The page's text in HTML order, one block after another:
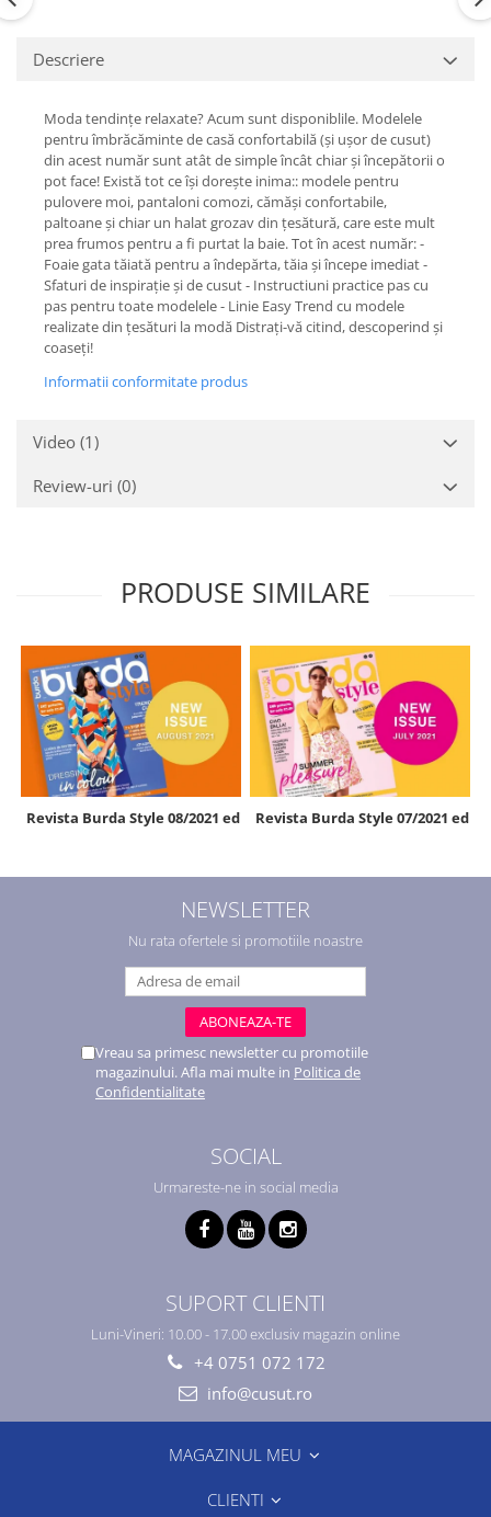
Descriere
Moda tendințe relaxate? Acum sunt disponiblile. Modelele
pentru îmbrăcăminte de casă confortabilă (și ușor de cusut)
din acest număr sunt atât de simple încât chiar și începătorii o
pot face! Există tot ce își dorește inima:: modele pentru
pulovere moi, pantaloni comozi, cămăși confortabile,
paltoane și chiar un halat grozav din țesătură, care este mult
prea frumos pentru a fi purtat la baie. Tot în acest număr: -
Foaie gata tăiată pentru a îndepărta, tăia și începe imediat -
Sfaturi de inspirație și de cusut - Instructiuni practice pas cu
pas pentru toate modelele - Linie Easy Trend cu modele
realizate din țesături la modă Distrați-vă citind, descoperind și
coaseți!
Informatii conformitate produs
Video (1)
Review-uri (0)
PRODUSE SIMILARE
Revista Burda Style 08/2021 editata in limba germana
Revista Burda Style 07/2021
NEWSLETTER
Nu rata ofertele si promotiile noastre
Vreau sa primesc newsletter cu promotiile
magazinului. Afla mai multe in Politica de
Confidentialitate
SOCIAL
Urmareste-ne in social media
SUPORT CLIENTI
Luni-Vineri: 10.00 - 17.00 exclusiv magazin online
+4 0751 072 172
info@cusut.ro
MAGAZINUL MEU
CLIENTI